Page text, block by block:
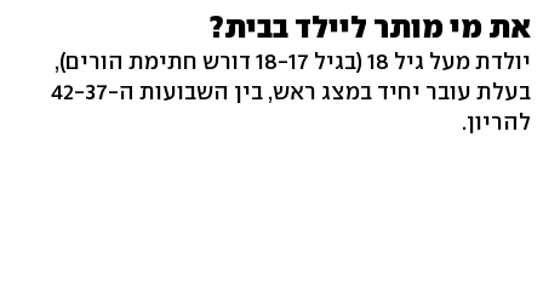
את מי מותר ליילד בבית?
יולדת מעל גיל 18 (בגיל 18-17 דורש חתימת הורים),
בעלת עובר יחיד במצג ראש, בין השבועות ה-42-37
להריון.